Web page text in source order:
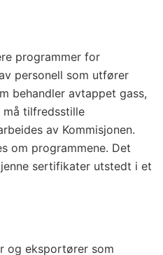
programmer for
personell som utfører
behandler avtappet gass,
må tilfredsstille
av Kommisjonen.
om programmene. Det
sertifikater utstedt i et
og eksportører som